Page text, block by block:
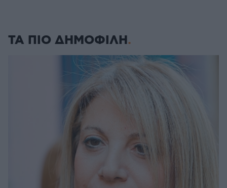
ΤΑ ΠΙΟ ΔΗΜΟΦΙΛΗ